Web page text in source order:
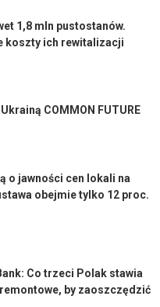
1,8 mln pustostanów.
koszty ich rewitalizacji
COMMON FUTURE
o jawności cen lokali na
obejmie tylko 12 proc.
Co trzeci Polak stawia
by zaoszczędzić